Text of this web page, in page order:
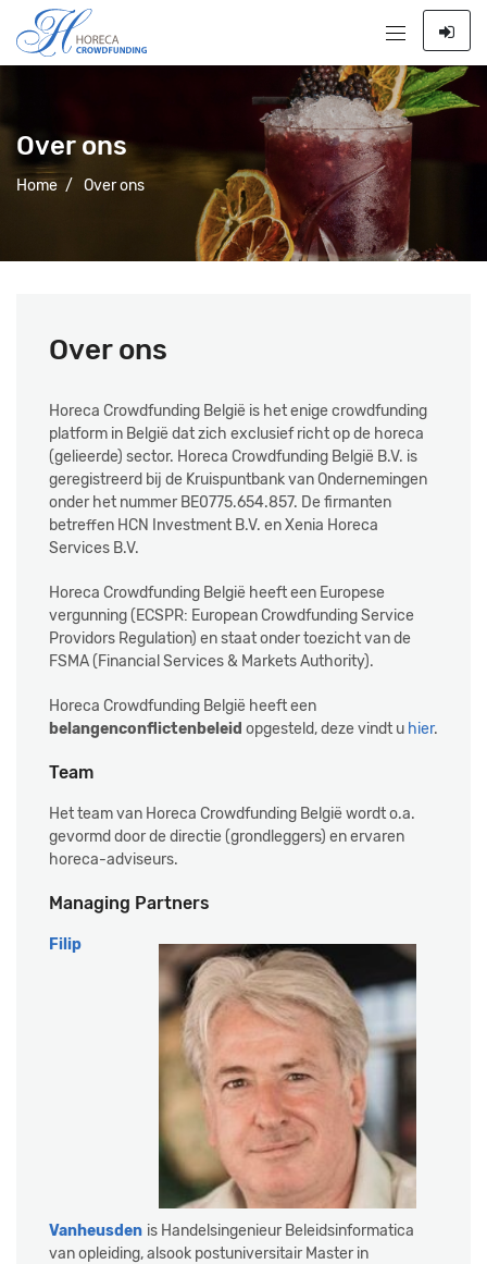
Over ons
Home / Over ons
Over ons
Horeca Crowdfunding België is het enige crowdfunding
platform in België dat zich exclusief richt op de horeca
(gelieerde) sector. Horeca Crowdfunding België B.V. is
geregistreerd bij de Kruispuntbank van Ondernemingen
onder het nummer BE0775.654.857. De firmanten
betreffen HCN Investment B.V. en Xenia Horeca
Services B.V.
Horeca Crowdfunding België heeft een Europese
vergunning (ECSPR: European Crowdfunding Service
Providors Regulation) en staat onder toezicht van de
FSMA (Financial Services & Markets Authority).
Horeca Crowdfunding België heeft een
belangenconflictenbeleid opgesteld, deze vindt u hier.
Team
Het team van Horeca Crowdfunding België wordt o.a.
gevormd door de directie (grondleggers) en ervaren
horeca-adviseurs.
Managing Partners
Filip
Vanheusden is Handelsingenieur Beleidsinformatica
van opleiding, alsook postuniversitair Master in